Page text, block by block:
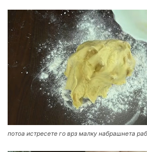
потоа истресете го врз малку набрашнета